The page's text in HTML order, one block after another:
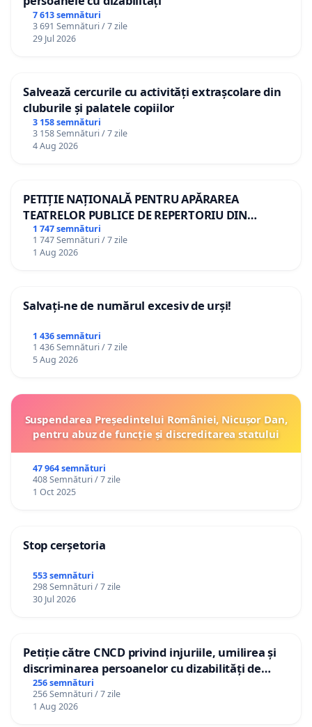
7 613 semnături
3 691 Semnături / 7 zile
29 Jul 2026
Salvează cercurile cu activități extrașcolare din
cluburile și palatele copiilor
3 158 semnături
3 158 Semnături / 7 zile
4 Aug 2026
PETIȚIE NAȚIONALĂ PENTRU APĂRAREA
TEATRELOR PUBLICE DE REPERTORIU DIN
ROMÂNIA
1 747 semnături
1 747 Semnături / 7 zile
1 Aug 2026
Salvați-ne de numărul excesiv de urși!
1 436 semnături
1 436 Semnături / 7 zile
5 Aug 2026
Suspendarea Președintelui României, Nicușor Dan,
pentru abuz de funcție și discreditarea statului
47 964 semnături
408 Semnături / 7 zile
1 Oct 2025
Stop cerșetoria
553 semnături
298 Semnături / 7 zile
30 Jul 2026
Petiție către CNCD privind injuriile, umilirea și
discriminarea persoanelor cu dizabilități de
către utilizatorul TikTok „Gorici”
256 semnături
256 Semnături / 7 zile
1 Aug 2026